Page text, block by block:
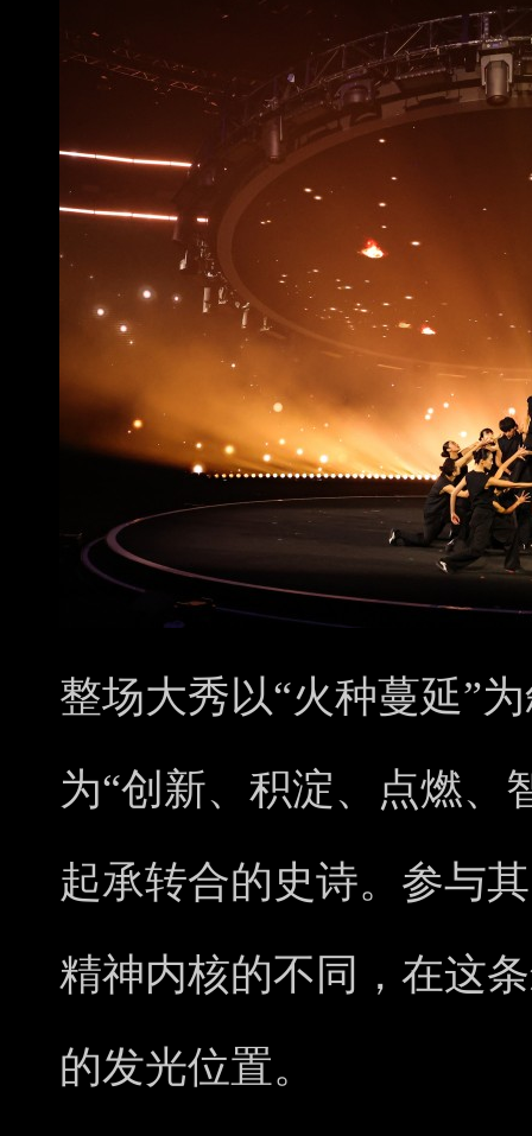
整场大秀以“火种蔓延”
为“创新、积淀、点燃、
起承转合的史诗。参与
精神内核的不同，在这
的发光位置。